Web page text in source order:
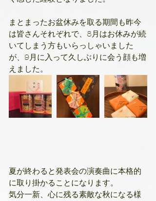
まとまったお盆休みを取る期間も昨今
は皆さんそれぞれで、8月はお休みが続
いてしまう方もいらっしゃいました
が、9月に入って久しぶりに会う顔も増
えました。
夏が終わると発表会の演奏曲に本格的
に取り掛かることになります。
気分一新、心に残る素敵な秋になる様